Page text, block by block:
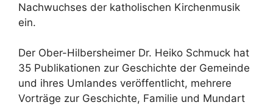
Nachwuchses der katholischen Kirchenmusik
ein.
Der Ober-Hilbersheimer Dr. Heiko Schmuck hat
35 Publikationen zur Geschichte der Gemeinde
und ihres Umlandes veröffentlicht, mehrere
Vorträge zur Geschichte, Familie und Mundart